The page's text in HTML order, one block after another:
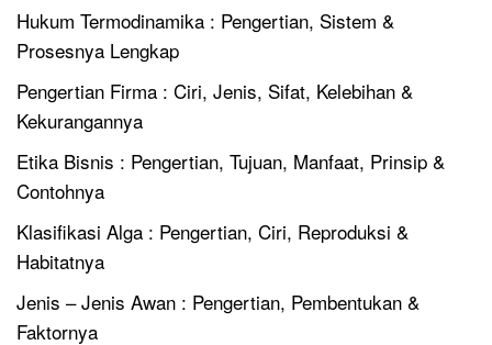
Hukum Termodinamika : Pengertian, Sistem &
Prosesnya Lengkap
Pengertian Firma : Ciri, Jenis, Sifat, Kelebihan &
Kekurangannya
Etika Bisnis : Pengertian, Tujuan, Manfaat, Prinsip &
Contohnya
Klasifikasi Alga : Pengertian, Ciri, Reproduksi &
Habitatnya
Jenis – Jenis Awan : Pengertian, Pembentukan &
Faktornya